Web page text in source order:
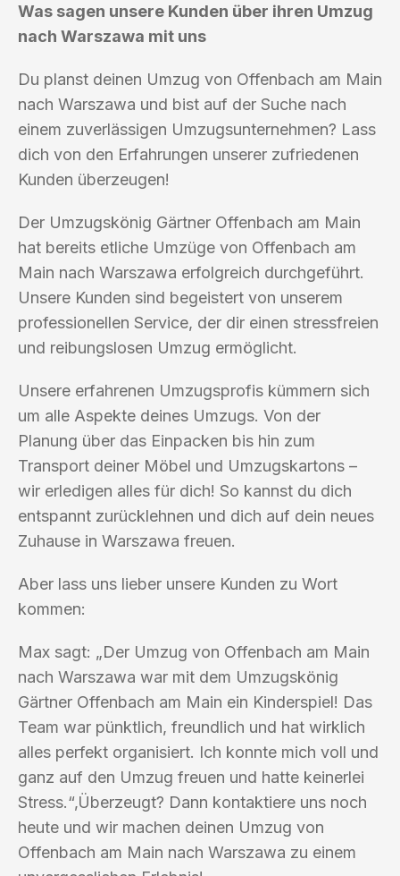
Was sagen unsere Kunden über ihren Umzug
nach Warszawa mit uns
Du planst deinen Umzug von Offenbach am Main
nach Warszawa und bist auf der Suche nach
einem zuverlässigen Umzugsunternehmen? Lass
dich von den Erfahrungen unserer zufriedenen
Kunden überzeugen!
Der Umzugskönig Gärtner Offenbach am Main
hat bereits etliche Umzüge von Offenbach am
Main nach Warszawa erfolgreich durchgeführt.
Unsere Kunden sind begeistert von unserem
professionellen Service, der dir einen stressfreien
und reibungslosen Umzug ermöglicht.
Unsere erfahrenen Umzugsprofis kümmern sich
um alle Aspekte deines Umzugs. Von der
Planung über das Einpacken bis hin zum
Transport deiner Möbel und Umzugskartons –
wir erledigen alles für dich! So kannst du dich
entspannt zurücklehnen und dich auf dein neues
Zuhause in Warszawa freuen.
Aber lass uns lieber unsere Kunden zu Wort
kommen:
Max sagt: „Der Umzug von Offenbach am Main
nach Warszawa war mit dem Umzugskönig
Gärtner Offenbach am Main ein Kinderspiel! Das
Team war pünktlich, freundlich und hat wirklich
alles perfekt organisiert. Ich konnte mich voll und
ganz auf den Umzug freuen und hatte keinerlei
Stress.“‚Überzeugt? Dann kontaktiere uns noch
heute und wir machen deinen Umzug von
Offenbach am Main nach Warszawa zu einem